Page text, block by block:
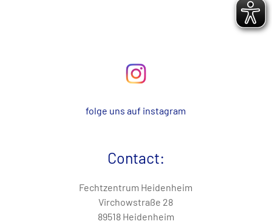
folge uns auf instagram
Contact:
Fechtzentrum Heidenheim
Virchowstraße 28
89518 Heidenheim